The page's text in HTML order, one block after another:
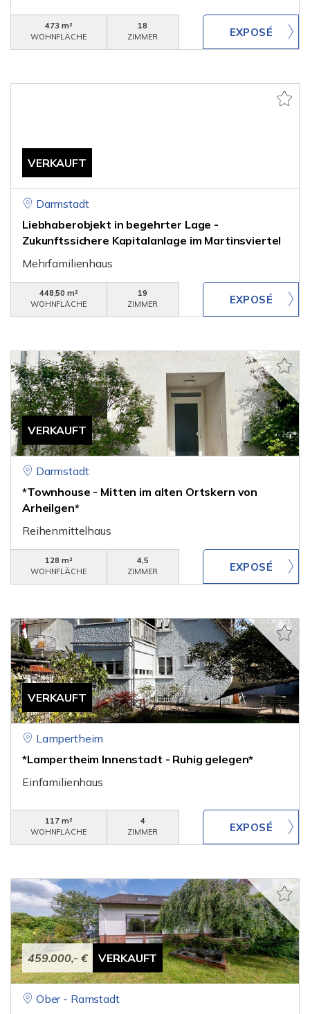
473 m²
WOHNFLÄCHE
18
ZIMMER
VERKAUFT
Darmstadt
Liebhaberobjekt in begehrter Lage -
Zukunftssichere Kapitalanlage im Martinsviertel
Mehrfamilienhaus
448,50 m²
WOHNFLÄCHE
19
ZIMMER
VERKAUFT
Darmstadt
*Townhouse - Mitten im alten Ortskern von
Arheilgen*
Reihenmittelhaus
128 m²
WOHNFLÄCHE
4,5
ZIMMER
VERKAUFT
Lampertheim
*Lampertheim Innenstadt - Ruhig gelegen*
Einfamilienhaus
117 m²
WOHNFLÄCHE
4
ZIMMER
459.000,- € VERKAUFT
Ober - Ramstadt